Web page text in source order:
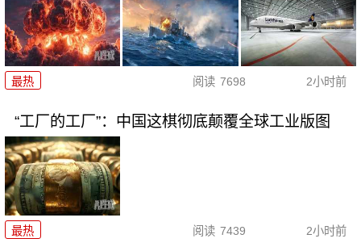
最热 阅读 7698 2小时前
“工厂的工厂”：中国这棋彻底颠覆全球工业版图
最热 阅读 7439 2小时前